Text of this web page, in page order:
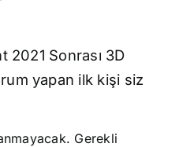
2021 Sonrası 3D
yapan ilk kişi siz
Gerekli